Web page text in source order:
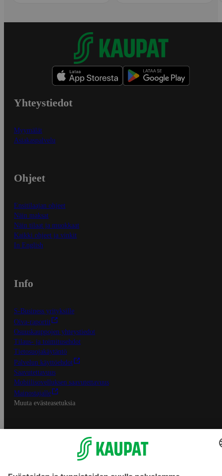
Yhteystiedot
Myymälät
Asiakaspalvelu
Ohjeet
Ensitilaajan ohjeet
Näin maksat
Näin tilaat ja muokkaat
Kaikki ohjeet ja vinkit
In English
Info
S-Business yrityksille
Oiva-raportit
Osuuskauppojen yhteystiedot
Tilaus- ja toimitusehdot
Tietosuojakäytäntö
Palvelun käyttöehdot
Saavutettavuus
Mobiilisovelluksen saavutettavuus
Mainostajalle
Muuta evästeasetuksia
S-ryhmän palvelut